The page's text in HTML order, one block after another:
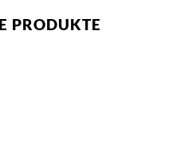
PRODUKTE